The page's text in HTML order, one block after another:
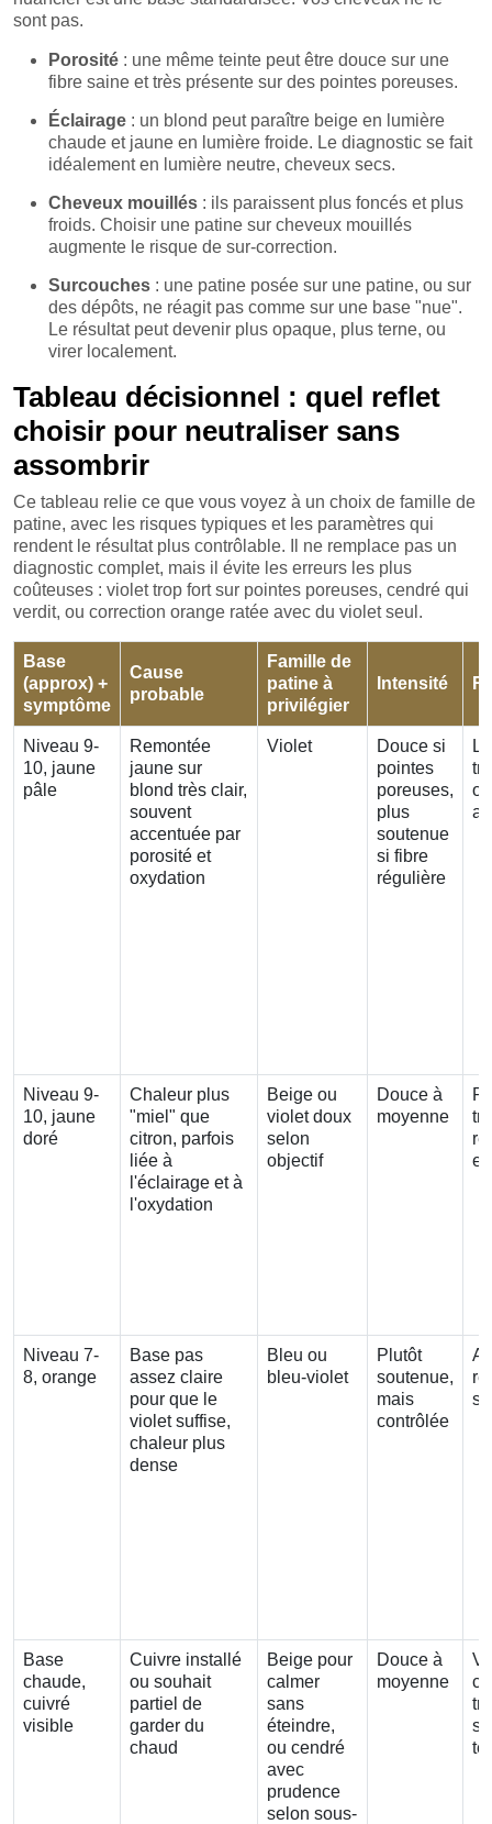
sont pas.
Porosité : une même teinte peut être douce sur une
fibre saine et très présente sur des pointes poreuses.
Éclairage : un blond peut paraître beige en lumière
chaude et jaune en lumière froide. Le diagnostic se fait
idéalement en lumière neutre, cheveux secs.
Cheveux mouillés : ils paraissent plus foncés et plus
froids. Choisir une patine sur cheveux mouillés
augmente le risque de sur-correction.
Surcouches : une patine posée sur une patine, ou sur
des dépôts, ne réagit pas comme sur une base "nue".
Le résultat peut devenir plus opaque, plus terne, ou
virer localement.
Tableau décisionnel : quel reflet
choisir pour neutraliser sans
assombrir
Ce tableau relie ce que vous voyez à un choix de famille de
patine, avec les risques typiques et les paramètres qui
rendent le résultat plus contrôlable. Il ne remplace pas un
diagnostic complet, mais il évite les erreurs les plus
coûteuses : violet trop fort sur pointes poreuses, cendré qui
verdit, ou correction orange ratée avec du violet seul.
Base
(approx) +
symptôme
Cause
probable
Famille de
patine à
privilégier
Intensité
Niveau 9-
10, jaune
pâle
Remontée
jaune sur
blond très clair,
souvent
accentuée par
porosité et
oxydation
Violet
Douce si
pointes
poreuses,
plus
soutenue
si fibre
régulière
Niveau 9-
10, jaune
doré
Chaleur plus
"miel" que
citron, parfois
liée à
l'éclairage et à
l'oxydation
Beige ou
violet doux
selon
objectif
Douce à
moyenne
Niveau 7-
8, orange
Base pas
assez claire
pour que le
violet suffise,
chaleur plus
dense
Bleu ou
bleu-violet
Plutôt
soutenue,
mais
contrôlée
Base
chaude,
cuivré
visible
Cuivre installé
ou souhait
partiel de
garder du
chaud
Beige pour
calmer
sans
éteindre,
ou cendré
avec
prudence
selon sous-
Douce à
moyenne